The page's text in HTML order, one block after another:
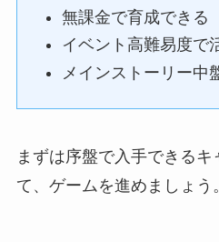
無課金で育成できる
イベント高難易度で
メインストーリー中
まずは序盤で入手できるキ
て、ゲームを進めましょう。